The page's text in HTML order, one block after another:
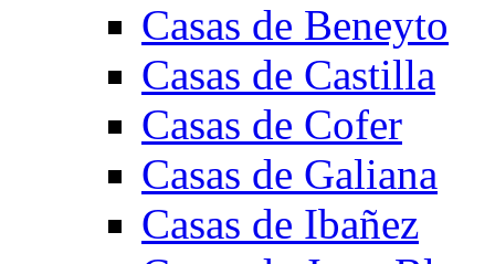
Casas de Beneyto
Casas de Castilla
Casas de Cofer
Casas de Galiana
Casas de Ibañez